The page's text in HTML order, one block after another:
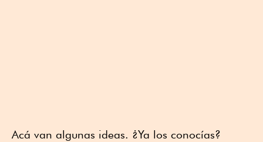
Acá van algunas ideas. ¿Ya los conocías?